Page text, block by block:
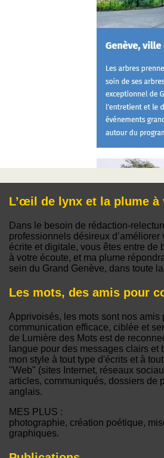
L’œil de lynx et la plume à
Dans le besoin de rédaction-
professionnels désireux d’améliorer
écrite et digitale, vous êtes entre de
à votre écoute, et ma plume
sein du Grand Genève, dans toute
Les mots, des amis pour
Apprivoisés, les mots sont nos amis
communication efficace, ciblée et
de Lumière des Mots est de
langue pour des messages clairs et
mon style à tout type d'écrits et à
"Web" (sites Internet, réseaux
articles, communiqués, dossiers de
anglais.
MES PLUS :
photographie, création poétique,
graphiques.